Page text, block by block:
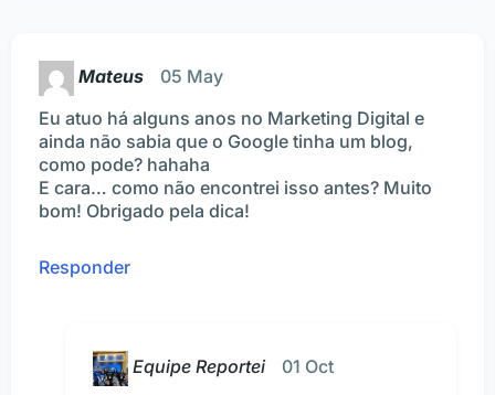
Mateus
05 May
Eu atuo há alguns anos no Marketing Digital e
ainda não sabia que o Google tinha um blog,
como pode? hahaha
E cara… como não encontrei isso antes? Muito
bom! Obrigado pela dica!
Responder
Equipe Reportei
01 Oct